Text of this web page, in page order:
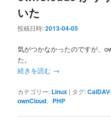
いた
投稿日時:2013-04-05
気がつかなかったのですが、
た。
続きを読む →
カテゴリー: Linux | タグ:
ownCloud PHP